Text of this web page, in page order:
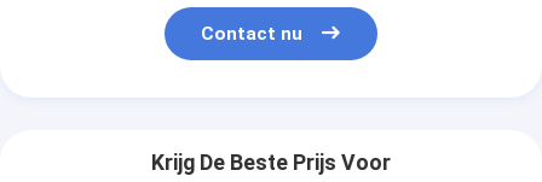
Contact nu
Krijg De Beste Prijs Voor